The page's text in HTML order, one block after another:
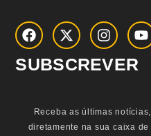
SUBSCREVER
Receba as últimas
diretamente na sua caixa